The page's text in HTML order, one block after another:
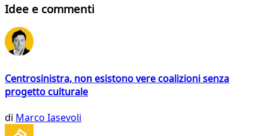
Idee e commenti
Centrosinistra, non esistono vere coalizioni senza
progetto culturale
di Marco Iasevoli